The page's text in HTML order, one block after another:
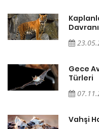
Gece
Türleri
Vahşi